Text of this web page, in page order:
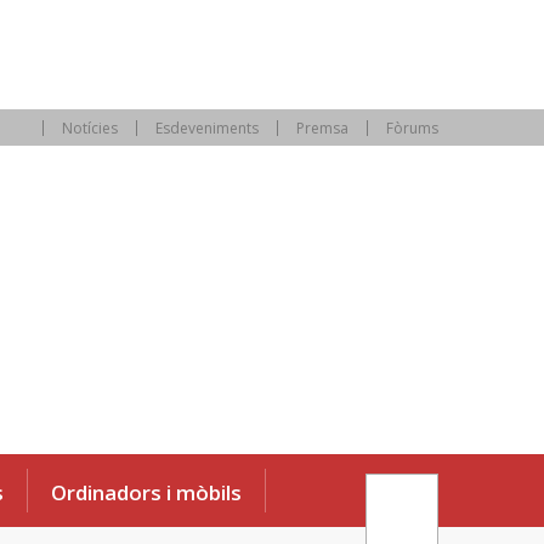
Notícies Esdeveniments Premsa Fòrums
Ordinadors i mòbils